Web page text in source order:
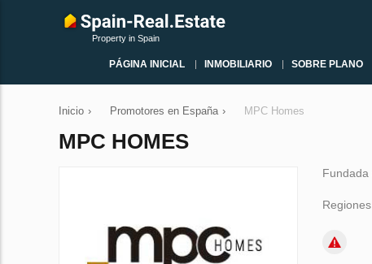
Property in Spain
PÁGINA INICIAL INMOBILIARIO SOBRE PLANO
Inicio › Promotores en España › MPC Homes
MPC HOMES
Fundada